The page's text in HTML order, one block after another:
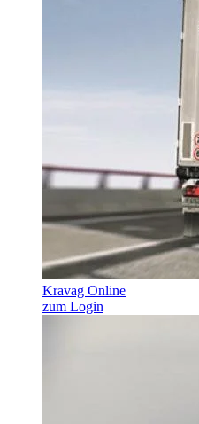
Kravag Online
zum Login